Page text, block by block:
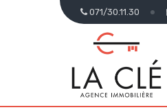
071/30.11.30